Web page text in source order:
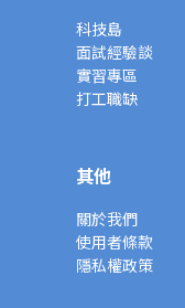
科技島
面試經驗談
實習專區
打工職缺
其他
關於我們
使用者條款
隱私權政策